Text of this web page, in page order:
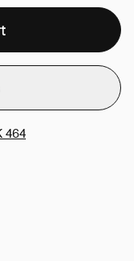
464